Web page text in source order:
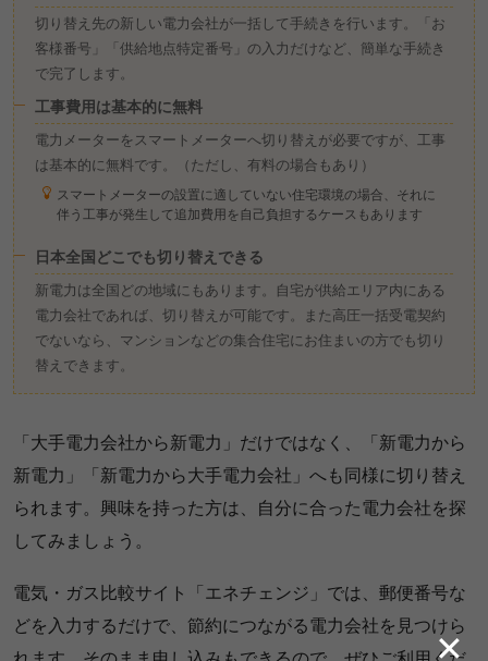
✕
切り替え先の新しい電力会社が一括して手続きを行います。「お
客様番号」「供給地点特定番号」の入力だけなど、簡単な手続き
で完了します。
工事費用は基本的に無料
電力メーターをスマートメーターへ切り替えが必要ですが、工事
は基本的に無料です。（ただし、有料の場合もあり）
スマートメーターの設置に適していない住宅環境の場合、それに
伴う工事が発生して追加費用を自己負担するケースもあります
日本全国どこでも切り替えできる
新電力は全国どの地域にもあります。自宅が供給エリア内にある
電力会社であれば、切り替えが可能です。また高圧一括受電契約
でないなら、マンションなどの集合住宅にお住まいの方でも切り
替えできます。
「大手電力会社から新電力」だけではなく、「新電力から
新電力」「新電力から大手電力会社」へも同様に切り替え
られます。興味を持った方は、自分に合った電力会社を探
してみましょう。
電気・ガス比較サイト「エネチェンジ」では、郵便番号な
どを入力するだけで、節約につながる電力会社を見つけら